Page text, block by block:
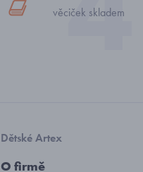
věciček skladem
Dětské Artex
O firmě